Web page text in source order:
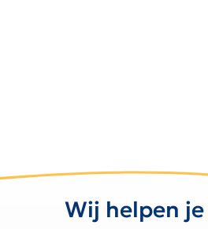
Wij helpen